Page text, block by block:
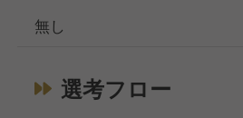
無し
選考フロー